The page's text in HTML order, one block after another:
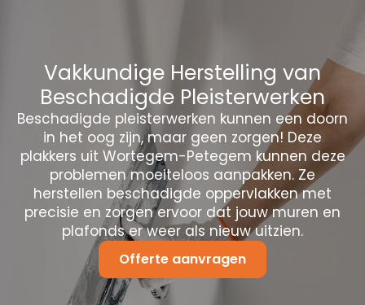
Vakkundige Herstelling van
Beschadigde Pleisterwerken
Beschadigde pleisterwerken kunnen een doorn
in het oog zijn, maar geen zorgen! Deze
plakkers uit Wortegem-Petegem kunnen deze
problemen moeiteloos aanpakken. Ze
herstellen beschadigde oppervlakken met
precisie en zorgen ervoor dat jouw muren en
plafonds er weer als nieuw uitzien.
Offerte aanvragen